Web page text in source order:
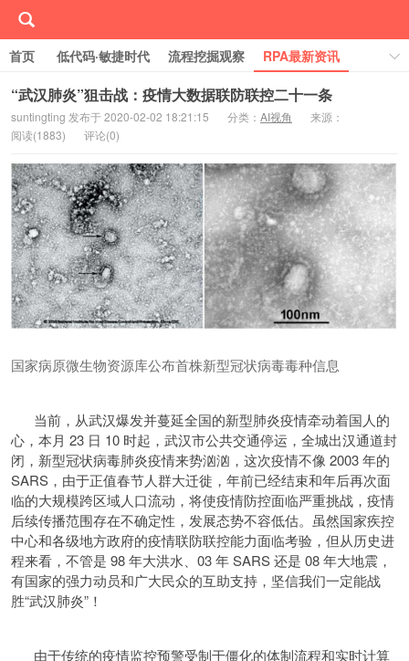
首页 低代码·敏捷时代 流程挖掘观察
RPA最新资讯
线下/线上活动Event
行业案例库
学习RPA
关于RPA中国
“武汉肺炎”狙击战：疫情大数据联防联控二十一条
suntingting 发布于 2020-02-02 18:21:15 分类： AI视角
来源：
阅读(1883) 评论(0)
国家病原微生物资源库公布首株新型冠状病毒毒种信息
当前，从武汉爆发并蔓延全国的新型肺炎疫情牵动着国人的
心，本月 23 日 10 时起，武汉市公共交通停运，全城出汉通道封
闭，新型冠状病毒肺炎疫情来势汹汹，这次疫情不像 2003 年的
SARS，由于正值春节人群大迁徙，年前已经结束和年后再次面
临的大规模跨区域人口流动，将使疫情防控面临严重挑战，疫情
后续传播范围存在不确定性，发展态势不容低估。虽然国家疾控
中心和各级地方政府的疫情联防联控能力面临考验，但从历史进
程来看，不管是 98 年大洪水、03 年 SARS 还是 08 年大地震，
有国家的强力动员和广大民众的互助支持，坚信我们一定能战
胜“武汉肺炎”！
由于传统的疫情监控预警受制于僵化的体制流程和实时计算